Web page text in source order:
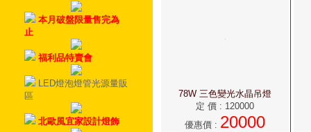
本月破盤限量售完為
止
福利品特賣會
LED燈泡燈管光源量販
區
北歐風宜家設計燈飾
78W 三色變光水晶吊燈
定 價 : 120000
優惠價 : 20000